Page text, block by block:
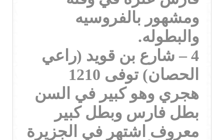
ومشهور بالفروسيه
والبطوله.
4 – شارع بن قويد (راعي
الحصان) توفى 1210
هجري وهو كبير في السن
بطل فارس وبطل كبير
معروف اشتهر في الجزيرة